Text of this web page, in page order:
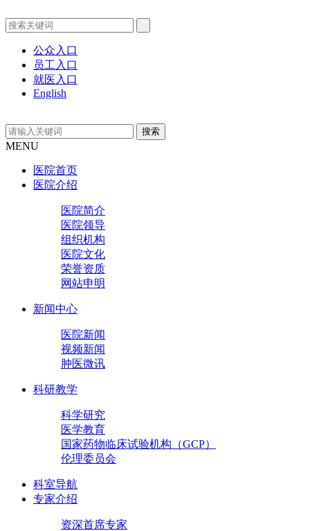
公众入口
员工入口
就医入口
English
MENU
医院首页
医院介绍
医院简介
医院领导
组织机构
医院文化
荣誉资质
网站申明
新闻中心
医院新闻
视频新闻
肿医微讯
科研教学
科学研究
医学教育
国家药物临床试验机构（GCP）
伦理委员会
科室导航
专家介绍
资深首席专家